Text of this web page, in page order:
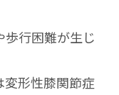
歩行困難が生じ
変形性膝関節症